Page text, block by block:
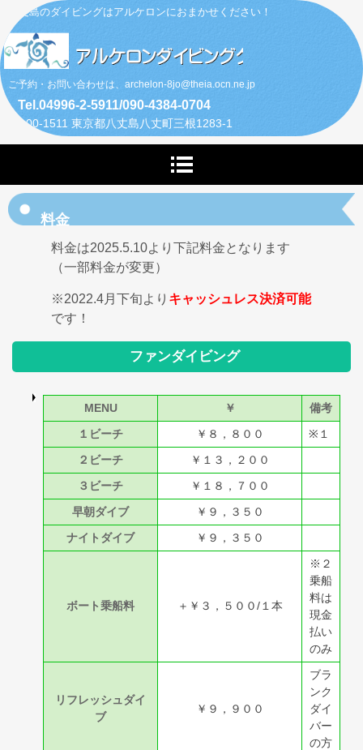
八丈島のダイビングはアルケロンにおまかせください！
ご予約・お問い合わせは、archelon-8jo@theia.ocn.ne.jp
Tel.04996-2-5911/090-4384-0704
〒100-1511 東京都八丈島八丈町三根1283-1
料金
料金は2025.5.10より下記料金となります
（一部料金が変更）
※2022.4月下旬より キャッシュレス決済可能
です！
ファンダイビング
MENU ￥
備考
１ビーチ
￥８，８００
※１
２ビーチ
￥１３，２００
３ビーチ
￥１８，７００
早朝ダイブ
￥９，３５０
ナイトダイブ
￥９，３５０
ボート乗船料 ＋￥３，５００/１本
※２
乗船
料は
現金
払い
のみ
リフレッシュダイ
ブ
￥９，９００
ブラ
ンク
ダイ
バー
の方